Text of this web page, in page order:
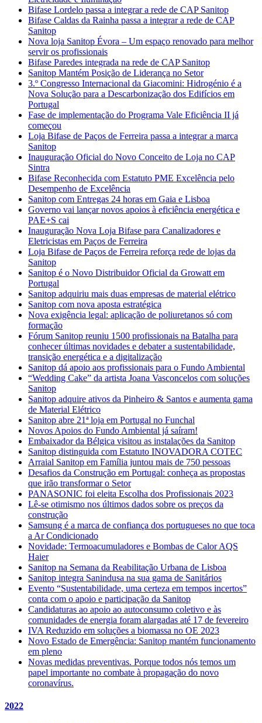
Bifase Lordelo passa a integrar a rede de CAP Sanitop
Bifase Caldas da Rainha passa a integrar a rede de CAP
Sanitop
Nova loja Sanitop Évora – Um espaço renovado para melhor
servir os profissionais
Bifase Paredes integrada na rede de CAP Sanitop
Sanitop Mantém Posição de Liderança no Setor
3.º Congresso Internacional da Giacomini: Hidrogénio é a
Nova Solução para a Descarbonização dos Edifícios em
Portugal
Fase de implementação do Programa Vale Eficiência II já
começou
Loja Bifase de Paços de Ferreira passa a integrar a marca
Sanitop
Inauguração Oficial do Novo Conceito de Loja no CAP
Sintra
Bifase Reconhecida com Estatuto PME Excelência pelo
Desempenho de Excelência
Sanitop com Entregas 24 horas em Gaia e Lisboa
Governo vai lançar novos apoios à eficiência energética e
PAE+S cai
Inauguração Nova Loja Bifase para Canalizadores e
Eletricistas em Paços de Ferreira
Loja Bifase de Paços de Ferreira reforça rede de lojas da
Sanitop
Sanitop é o Novo Distribuidor Oficial da Growatt em
Portugal
Sanitop adquiriu mais duas empresas de material elétrico
Sanitop com nova aposta estratégica
Nova exigência legal: aplicação de poliuretanos só com
formação
Fórum Sanitop reuniu 1500 profissionais na Batalha para
conhecer últimas novidades e debater a sustentabilidade,
transição energética e a digitalização
Sanitop dá apoio aos profissionais para o Fundo Ambiental
“Wedding Cake” da artista Joana Vasconcelos com soluções
Sanitop
Sanitop adquire ativos da Pinheiro & Santos e aumenta gama
de Material Elétrico
Sanitop abre 21ª loja em Portugal no Funchal
Novos Apoios do Fundo Ambiental já saíram!
Embaixador da Bélgica visitou as instalações da Sanitop
Sanitop distinguida com Estatuto INOVADORA COTEC
Arraial Sanitop em Família juntou mais de 750 pessoas
Desafios da Construção em Portugal: conheça as propostas
que irão transformar o Setor
PANASONIC foi eleita Escolha dos Profissionais 2023
Lê-se otimismo nos últimos dados sobre os preços da
construção
Samsung é a marca de confiança dos portugueses no que toca
a Ar Condicionado
Novidade: Termoacumuladores e Bombas de Calor AQS
Haier
Sanitop na Semana da Reabilitação Urbana de Lisboa
Sanitop integra Sanindusa na sua gama de Sanitários
Evento “Sustentabilidade, uma certeza em tempos incertos”
conta com o apoio e participação da Sanitop
Candidaturas ao apoio ao autoconsumo coletivo e às
comunidades de energia foram alargadas até 17 de fevereiro
IVA Reduzido em soluções a biomassa no OE 2023
Novo Estado de Emergência: Sanitop mantém funcionamento
em pleno
Novas medidas preventivas. Porque todos nós temos um
papel importante no combate à propagação do novo
coronavírus.
2022